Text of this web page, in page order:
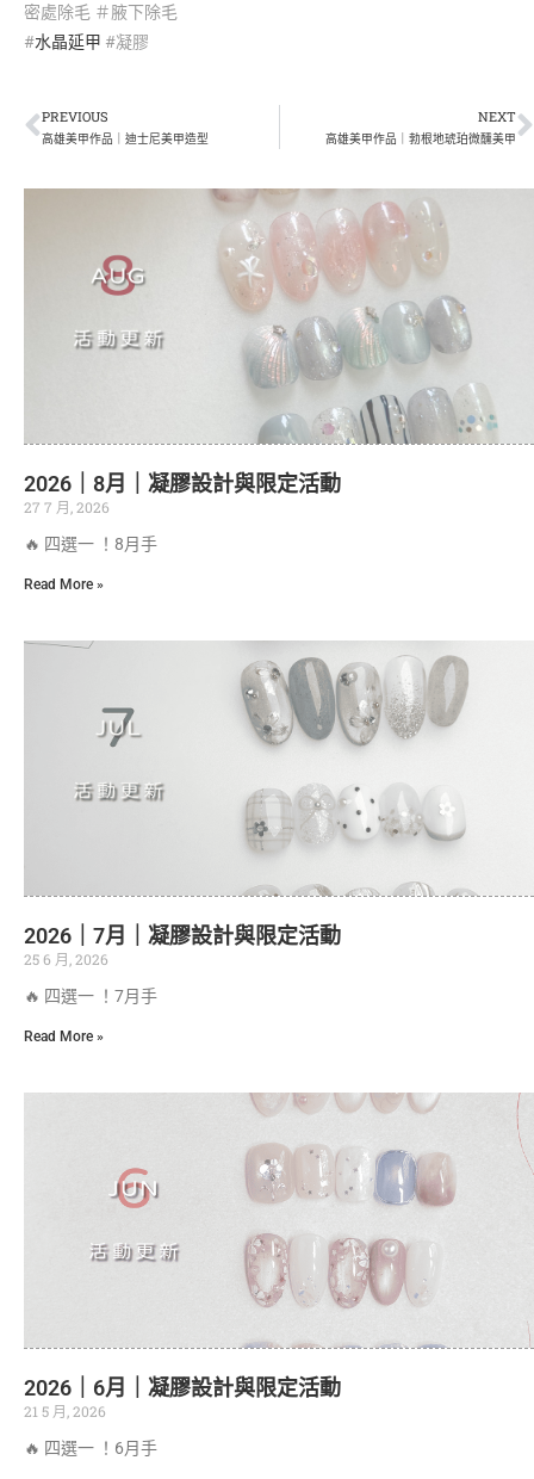
密處除毛 ＃腋下除毛
#水晶延甲 #凝膠
PREVIOUS
高雄美甲作品｜迪士尼美甲造型
NEXT
高雄美甲作品｜勃根地琥珀微醺美甲
2026｜8月｜凝膠設計與限定活動
27 7 月, 2026
🔥 四選一 ！8月手
Read More »
2026｜7月｜凝膠設計與限定活動
25 6 月, 2026
🔥 四選一 ！7月手
Read More »
2026｜6月｜凝膠設計與限定活動
21 5 月, 2026
🔥 四選一 ！6月手